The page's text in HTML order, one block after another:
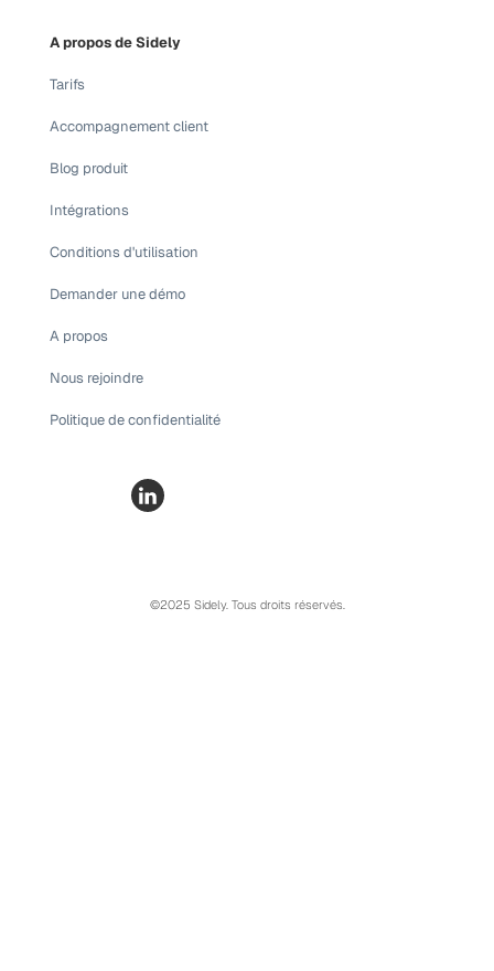
Tarifs
Accompagnement client
Blog produit
Intégrations
Conditions d'utilisation
Demander une démo
A propos de Sidely
A propos
Nous rejoindre
Politique de confidentialité
©2025 Sidely. Tous droits réservés.